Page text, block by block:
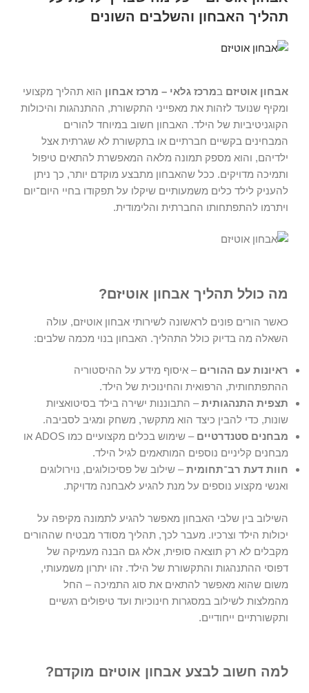
תהליך האבחון והשלבים השונים
אבחון אוטיזם במרכז גלאי – מרכז אבחון הוא תהליך מקצועי
ומקיף שנועד לזהות את מאפייני התקשורת, ההתנהגות והיכולות
הקוגניטיביות של הילד. האבחון חשוב במיוחד להורים
המבחינים בקשיים חברתיים או בתקשורת לא שגרתית אצל
ילדיהם, והוא מספק תמונה מלאה המאפשרת להתאים טיפול
ותמיכה מדויקים. ככל שהאבחון מתבצע מוקדם יותר, כך ניתן
להעניק לילד כלים משמעותיים שיקלו על תפקודו בחיי היום־יום
ויתרמו להתפתחותו החברתית והלימודית.
מה כולל תהליך אבחון אוטיזם?
כאשר הורים פונים לראשונה לשירותי אבחון אוטיזם, עולה
השאלה מה בדיוק כולל התהליך. האבחון בנוי מכמה שלבים:
ראיונות עם ההורים – איסוף מידע על ההיסטוריה
ההתפתחותית, הרפואית והחינוכית של הילד.
תצפית התנהגותית– התבוננות ישירה בילד בסיטואציות
שונות, כדי להבין כיצד הוא מתקשר, משחק ומגיב לסביבה.
מבחנים סטנדרטיים
– שימוש בכלים מקצועיים כמו ADOS או
מבחנים קליניים נוספים המותאמים לגיל הילד.
חוות דעת רב־תחומית– שילוב של פסיכולוגים, נוירולוגים
ואנשי מקצוע נוספים על מנת להגיע לאבחנה מדויקת.
השילוב בין שלבי האבחון מאפשר להגיע לתמונה מקיפה על
יכולות הילד וצרכיו. מעבר לכך, תהליך מסודר מבטיח שההורים
מקבלים לא רק תוצאה סופית, אלא גם הבנה מעמיקה של
דפוסי ההתנהגות והתקשורת של הילד. זהו יתרון משמעותי,
משום שהוא מאפשר להתאים את סוג התמיכה – החל
מהמלצות לשילוב במסגרות חינוכיות ועד טיפולים רגשיים
ותקשורתיים ייחודיים.
למה חשוב לבצע אבחון אוטיזם מוקדם?